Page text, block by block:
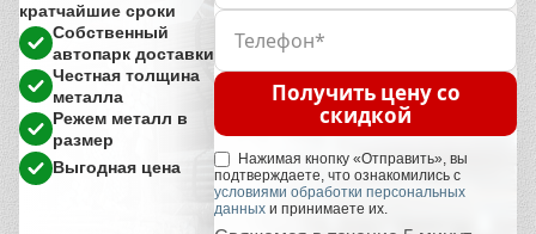
кратчайшие сроки
Собственный
автопарк доставки
Честная толщина
металла
Режем металл в
размер
Выгодная цена
Получить цену со
скидкой
Нажимая кнопку «Отправить», вы
подтверждаете, что ознакомились с
условиями обработки персональных
данных и принимаете их.